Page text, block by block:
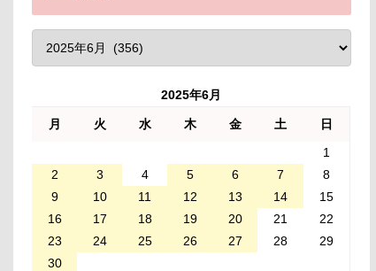
2025年6月
月 火 水 木 金 土
日
1
2
3 4 5 6 7
8
9
10 11 12 13 14
15
16
17 18 19 20 21
22
23
24 25 26 27 28
29
30